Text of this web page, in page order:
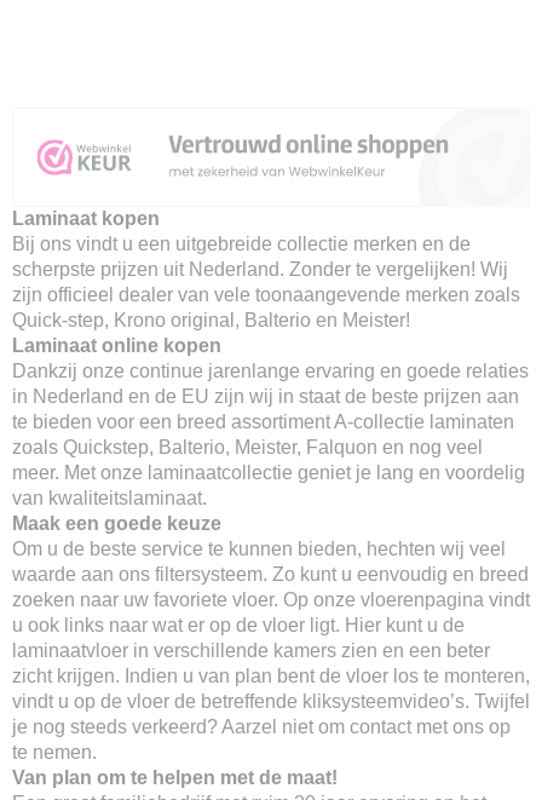
Laminaat kopen
Bij ons vindt u een uitgebreide collectie merken en de
scherpste prijzen uit Nederland. Zonder te vergelijken! Wij
zijn officieel dealer van vele toonaangevende merken zoals
Quick-step, Krono original, Balterio en Meister!
Laminaat online kopen
Dankzij onze continue jarenlange ervaring en goede relaties
in Nederland en de EU zijn wij in staat de beste prijzen aan
te bieden voor een breed assortiment A-collectie laminaten
zoals Quickstep, Balterio, Meister, Falquon en nog veel
meer. Met onze laminaatcollectie geniet je lang en voordelig
van kwaliteitslaminaat.
Maak een goede keuze
Om u de beste service te kunnen bieden, hechten wij veel
waarde aan ons filtersysteem. Zo kunt u eenvoudig en breed
zoeken naar uw favoriete vloer. Op onze vloerenpagina vindt
u ook links naar wat er op de vloer ligt. Hier kunt u de
laminaatvloer in verschillende kamers zien en een beter
zicht krijgen. Indien u van plan bent de vloer los te monteren,
vindt u op de vloer de betreffende kliksysteemvideo’s. Twijfel
je nog steeds verkeerd? Aarzel niet om contact met ons op
te nemen.
Van plan om te helpen met de maat!